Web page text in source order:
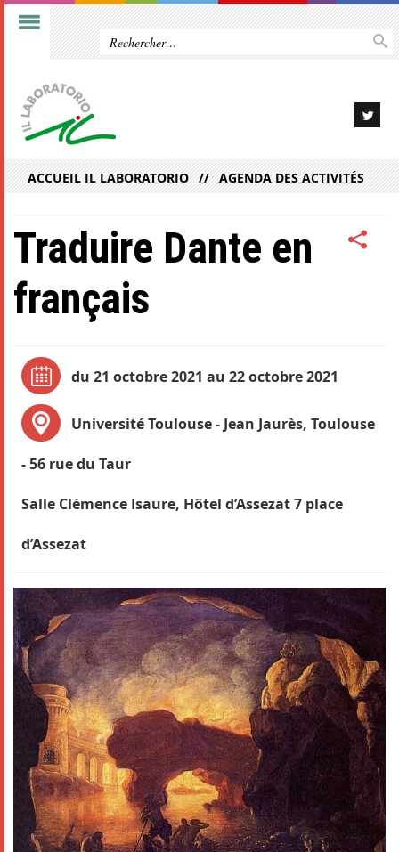
ACCUEIL IL LABORATORIO AGENDA DES ACTIVITÉS
Traduire Dante en
français
du 21 octobre 2021 au 22 octobre 2021
Université Toulouse - Jean Jaurès, Toulouse
- 56 rue du Taur
Salle Clémence Isaure, Hôtel d’Assezat 7 place
d’Assezat